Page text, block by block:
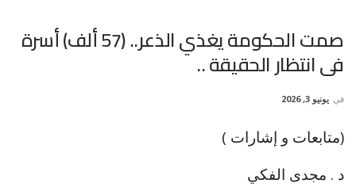
صمت الحكومة يغذي الذعر.. (57 ألف) أسرة
فى انتظار الحقيقة ..
في يونيو 3, 2026
(متابعات و إشارات )
د . مجدى الفكي